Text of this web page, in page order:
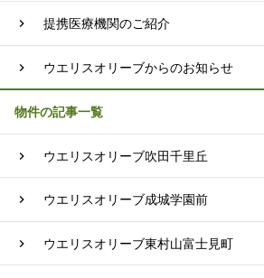
提携医療機関のご紹介
ウエリスオリーブからのお知らせ
物件の記事一覧
ウエリスオリーブ吹田千里丘
ウエリスオリーブ成城学園前
ウエリスオリーブ東村山富士見町